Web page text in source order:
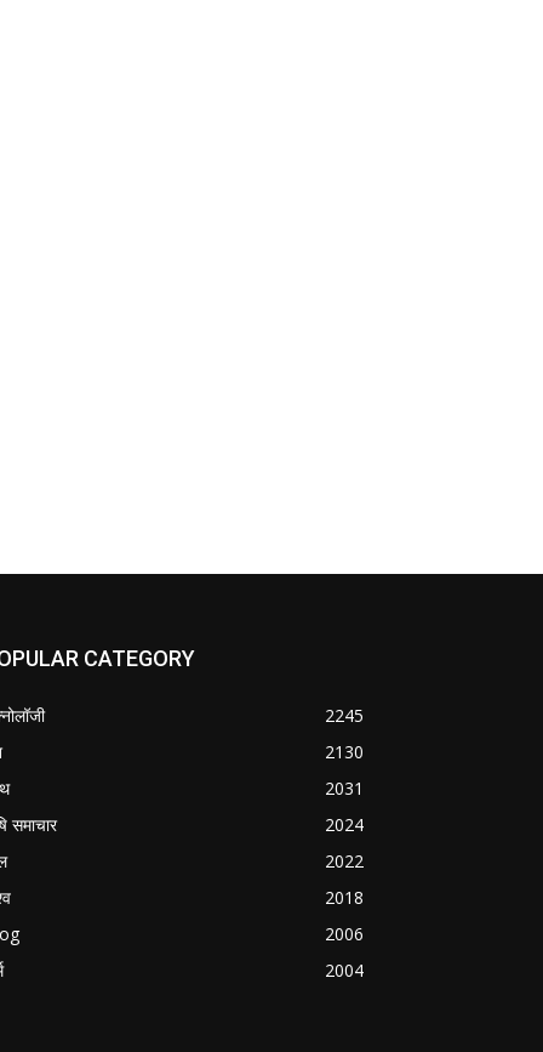
CATEGORY
2245
2130
2031
समाचार
2024
2022
2018
2006
2004